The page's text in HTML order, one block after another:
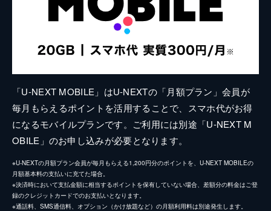
「U-NEXT MOBILE」はU-NEXTの「月額プラン」会員が
毎月もらえるポイントを活用することで、スマホ代がお得
になるモバイルプランです。ご利用には別途「U-NEXT M
OBILE」のお申し込みが必要となります。
※U-NEXTの月額プラン会員が毎月もらえる1,200円分のポイントを、U-NEXT MOBILEの
月額基本料の支払いに充てた場合。
※決済時において支払金額に相当するポイントを保有していない場合、差額分の料金はご登
録のクレジットカードでのお支払いとなります。
※通話料、SMS通信料、オプション（かけ放題など）の月額利用料は別途発生します。